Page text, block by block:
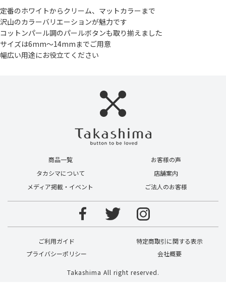
定番のホワイトからクリーム、マットカラーまで
沢山のカラーバリエーションが魅力です
コットンパール調のパールボタンも取り揃えました
サイズは6mm～14mmまでご用意
幅広い用途にお役立てください
商品一覧
お客様の声
タカシマについて
店舗案内
メディア掲載・イベント
ご法人のお客様
ご利用ガイド
特定商取引に関する表示
プライバシーポリシー
会社概要
Takashima All right reserved.